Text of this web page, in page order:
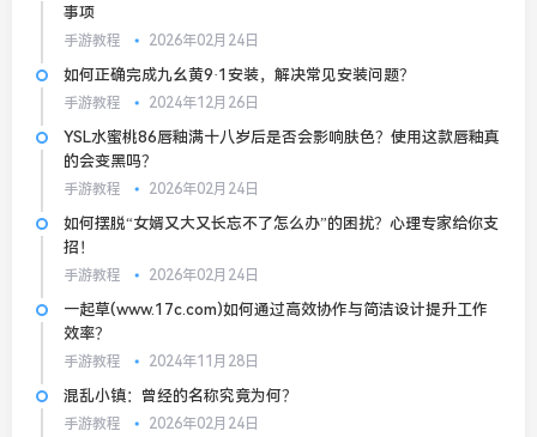
事项
手游教程 2026年02月24日
如何正确完成九幺黄9·1安装，解决常见安装问题？
手游教程 2024年12月26日
YSL水蜜桃86唇釉满十八岁后是否会影响肤色？使用这款唇釉真
的会变黑吗？
手游教程 2026年02月24日
如何摆脱“女婿又大又长忘不了怎么办”的困扰？心理专家给你支
招！
手游教程 2026年02月24日
一起草(www.17c.com)如何通过高效协作与简洁设计提升工作
效率？
手游教程 2024年11月28日
混乱小镇：曾经的名称究竟为何？
手游教程 2026年02月24日